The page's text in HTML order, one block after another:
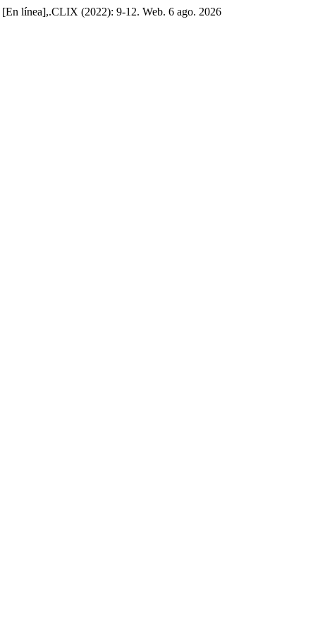
[En línea],.CLIX (2022): 9-12. Web. 6 ago. 2026